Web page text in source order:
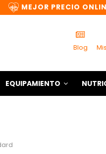
MEJOR PRECIO
Blog
EQUIPAMIENTO